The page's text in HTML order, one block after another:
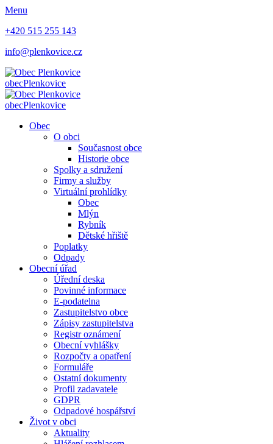
Menu
+420 515 255 143
info@plenkovice.cz
obecPlenkovice
obecPlenkovice
Obec
O obci
Současnost obce
Historie obce
Spolky a sdružení
Firmy a služby
Virtuální prohlídky
Obec
Mlýn
Rybník
Dětské hřiště
Poplatky
Odpady
Obecní úřad
Úřední deska
Povinné informace
E-podatelna
Zastupitelstvo obce
Zápisy zastupitelstva
Registr oznámení
Obecní vyhlášky
Rozpočty a opatření
Formuláře
Ostatní dokumenty
Profil zadavatele
GDPR
Odpadové hospářství
Život v obci
Aktuality